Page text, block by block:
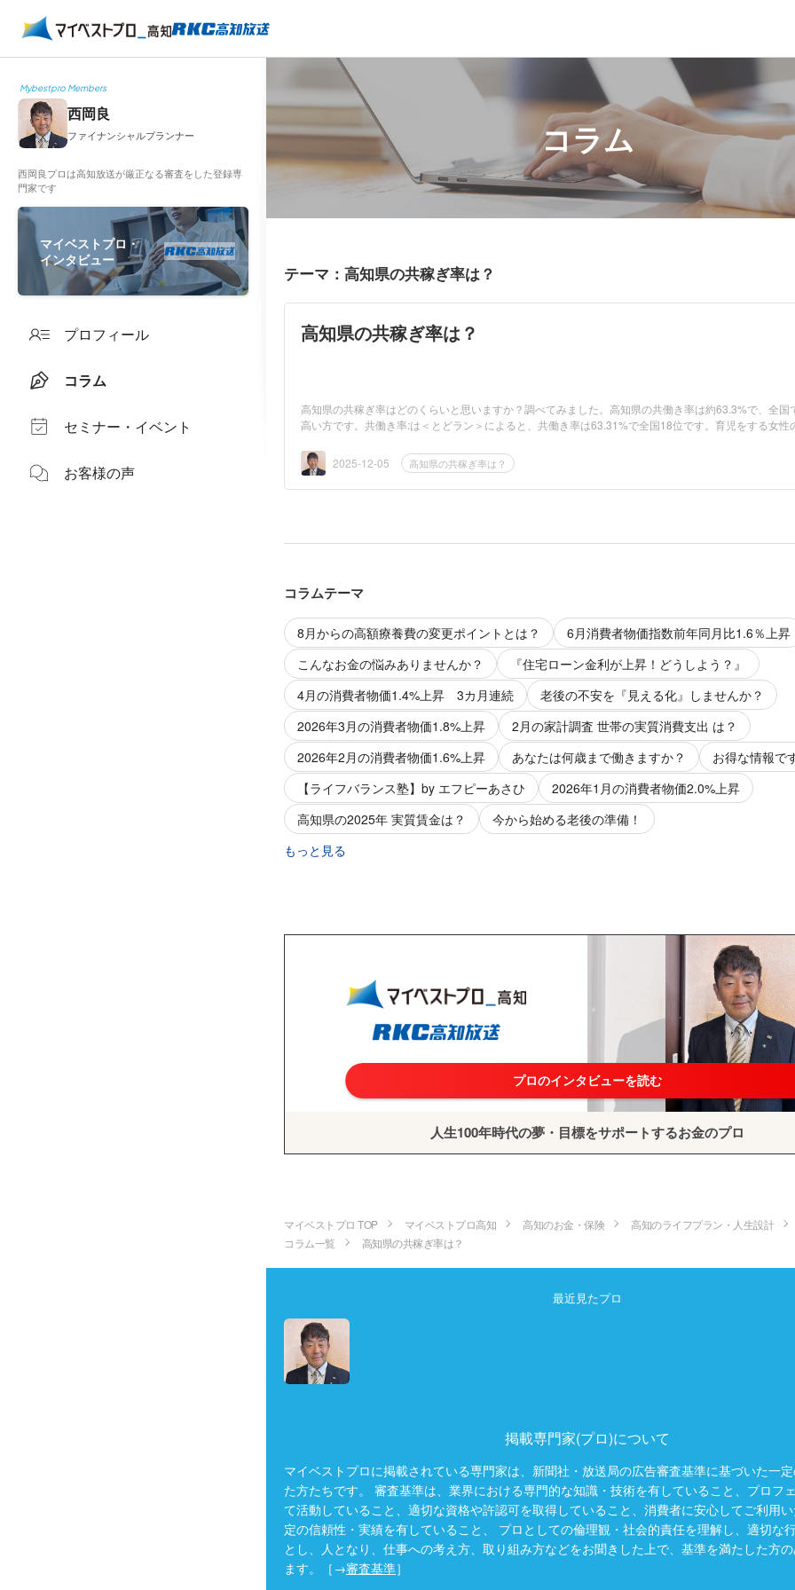
Mybestpro Members
西岡良
ファイナンシャルプランナー
西岡良プロは高知放送が厳正なる審査をした登録専
門家です
マイベストプロ・
インタビュー
プロフィール
コラム
セミナー・イベント
お客様の声
コラム
テーマ：高知県の共稼ぎ率は？
高知県の共稼ぎ率は？
高知県の共稼ぎ率はどのくらいと思いますか？調べてみました。高知県の共働き率は約63.3%で、全国
高い方です。共働き率:は＜とどラン＞によると、共働き率は63.31%で全国18位です。育児をする女性
2025-12-05
高知県の共稼ぎ率は？
コラムテーマ
8月からの高額療養費の変更ポイントとは？
6月消費者物価指数前年同月比1.6％上昇
こんなお金の悩みありませんか？
『住宅ローン金利が上昇！どうしよう？』
4月の消費者物価1.4%上昇 3カ月連続
老後の不安を『見える化』しませんか？
2026年3月の消費者物価1.8%上昇
2月の家計調査 世帯の実質消費支出 は？
2026年2月の消費者物価1.6%上昇
あなたは何歳まで働きますか？
お得な情報で
【ライフバランス塾】by エフピーあさひ
2026年1月の消費者物価2.0%上昇
高知県の2025年 実質賃金は？
今から始める老後の準備！
もっと見る
プロのインタビューを読む
人生100年時代の夢・目標をサポートするお金のプロ
マイベストプロ TOP マイベストプロ高知 高知のお金・保険 高知のライフプラン・人生設計
コラム一覧
高知県の共稼ぎ率は？
最近見たプロ
掲載専門家(プロ)について
マイベストプロに掲載されている専門家は、新聞社・放送局の広告審査基準に基づいた一
た方たちです。 審査基準は、業界における専門的な知識・技術を有していること、プロフ
て活動していること、適切な資格や許認可を取得していること、消費者に安心してご利用
定の信頼性・実績を有していること、 プロとしての倫理観・社会的責任を理解し、適切な
とし、人となり、仕事への考え方、取り組み方などをお聞きした上で、基準を満たした方
ます。［→審査基準］